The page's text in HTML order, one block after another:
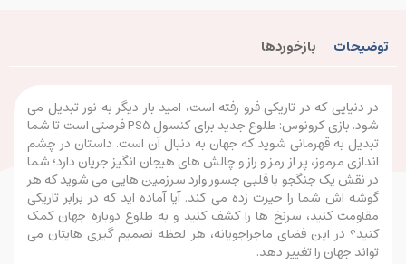
توضیحات بازخوردها
در دنیایی که در تاریکی فرو رفته است، امید بار دیگر به نور تبدیل می
شود. بازی کرونوس: طلوع جدید برای کنسول PS5 فرصتی است تا شما
تبدیل به قهرمانی شوید که جهان به دنبال آن است. داستان در چشم
اندازی مرموز، پر از رمز و راز و چالش های هیجان انگیز جریان دارد؛ شما
در نقش یک جنگجو با قلبی جسور وارد سرزمین هایی می شوید که هر
گوشه اش شما را حیرت زده می کند. آیا آماده اید که در برابر تاریکی
مقاومت کنید، سرنخ ها را کشف کنید و به طلوع دوباره جهان کمک
کنید؟ در این فضای ماجراجویانه، هر لحظه تصمیم گیری هایتان می
تواند جهان را تغییر دهد.